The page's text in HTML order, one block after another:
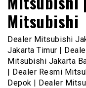
Mitsubishi
Dealer Mitsubishi
Jakarta Timur |
Mitsubishi Jakarta
| Dealer Resmi
Depok | Dealer